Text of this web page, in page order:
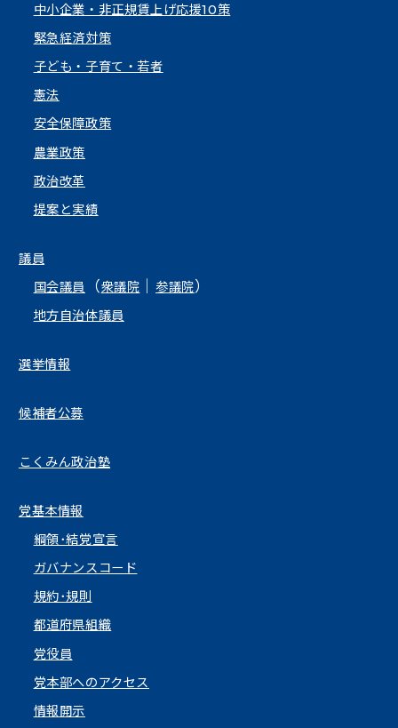
中小企業・非正規賃上げ応援10策
緊急経済対策
子ども・子育て・若者
憲法
安全保障政策
農業政策
政治改革
提案と実績
議員
国会議員
（衆議院 ｜参議院）
地方自治体議員
選挙情報
候補者公募
こくみん政治塾
党基本情報
綱領･結党宣言
ガバナンスコード
規約･規則
都道府県組織
党役員
党本部へのアクセス
情報開示